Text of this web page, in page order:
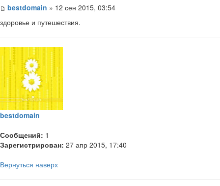
bestdomain » 12 сен 2015, 03:54
здоровье и путешествия.
bestdomain
Сообщений: 1
Зарегистрирован: 27 апр 2015, 17:40
Вернуться наверх